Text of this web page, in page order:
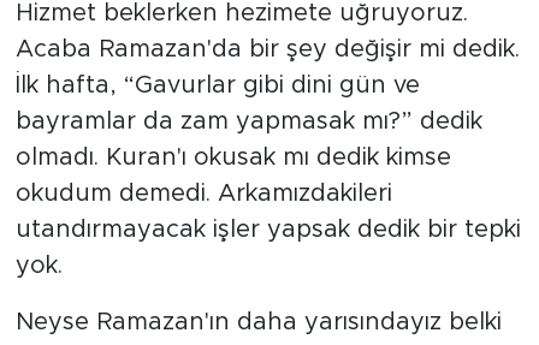
Hizmet beklerken hezimete uğruyoruz.
Acaba Ramazan'da bir şey değişir mi dedik.
İlk hafta, “Gavurlar gibi dini gün ve
bayramlar da zam yapmasak mı?” dedik
olmadı. Kuran'ı okusak mı dedik kimse
okudum demedi. Arkamızdakileri
utandırmayacak işler yapsak dedik bir tepki
yok.
Neyse Ramazan'ın daha yarısındayız belki